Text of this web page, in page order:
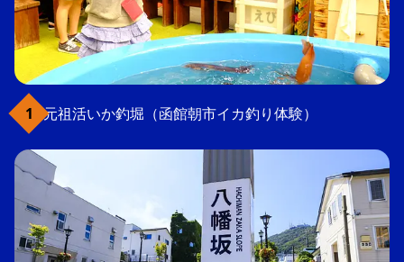
元祖活いか釣堀（函館朝市イカ釣り体験）